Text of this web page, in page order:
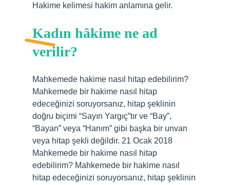
Hakime kelimesi hakim anlamına gelir.
Kadın hâkime ne ad
verilir?
Mahkemede hakime nasıl hitap edebilirim?
Mahkemede bir hakime nasıl hitap
edeceğinizi soruyorsanız, hitap şeklinin
doğru biçimi “Sayın Yargıç”tır ve “Bay”,
“Bayan” veya “Hanım” gibi başka bir unvan
veya hitap şekli değildir. 21 Ocak 2018
Mahkemede bir hakime nasıl hitap
edebilirim? Mahkemede bir hakime nasıl
hitap edeceğinizi soruyorsanız, hitap şeklinin